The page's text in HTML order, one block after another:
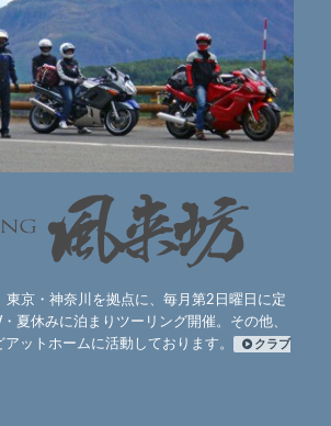
京・神奈川を拠点に、毎月第2日曜日に定
夏休みに泊まりツーリング開催。その他、
ットホームに活動しております。
クラブ